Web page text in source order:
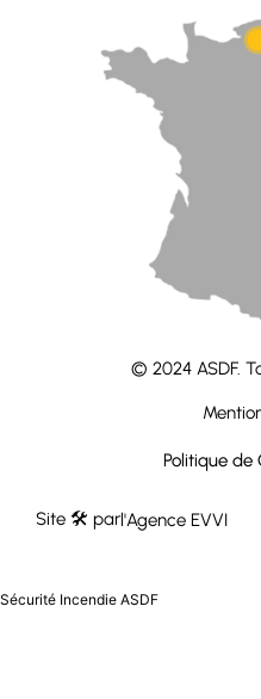
contact@groupeasdf.fr
© 2024 ASDF.
Politique de
Site 🛠 parl'Agence EVVI
Sécurité Incendie ASDF